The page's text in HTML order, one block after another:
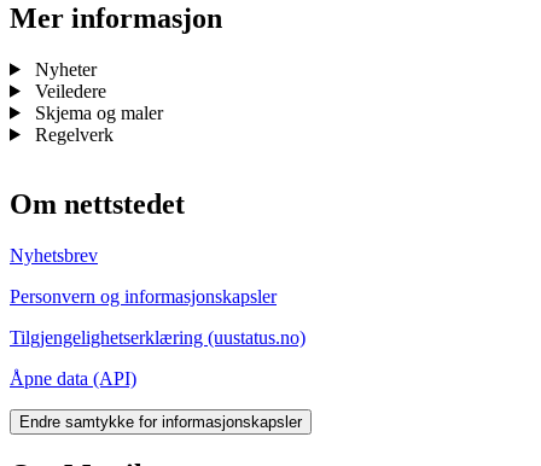
Mer informasjon
Nyheter
Veiledere
Skjema og maler
Regelverk
Om nettstedet
Nyhetsbrev
Personvern og informasjonskapsler
Tilgjengelighetserklæring (uustatus.no)
Åpne data (API)
Endre samtykke for informasjonskapsler